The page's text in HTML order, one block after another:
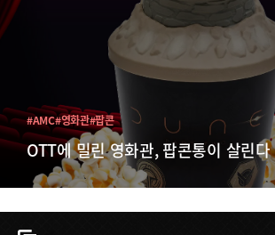
OTT에 밀린 영화관, 팝콘통이 살린다
#AMC#영화관#팝콘